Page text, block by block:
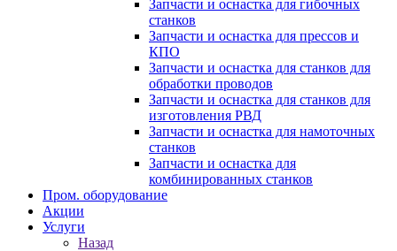
Запчасти и оснастка для гибочных
станков
Запчасти и оснастка для прессов и
КПО
Запчасти и оснастка для станков для
обработки проводов
Запчасти и оснастка для станков для
изготовления РВД
Запчасти и оснастка для намоточных
станков
Запчасти и оснастка для
комбинированных станков
Пром. оборудование
Акции
Услуги
Назад